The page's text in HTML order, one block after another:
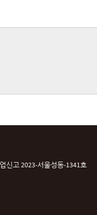
신고 2023-서울성동-1341호